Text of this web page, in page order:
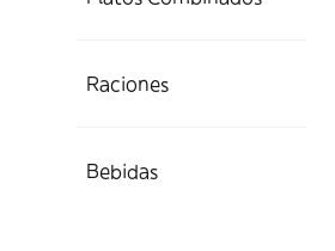
Raciones
Bebidas